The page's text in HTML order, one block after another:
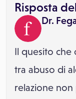
Risposta
Dr.
Il quesito che
tra abuso di
relazione